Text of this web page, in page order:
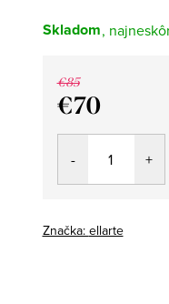
Skladom
€85
€70
Jednotková
Značka: ellarte